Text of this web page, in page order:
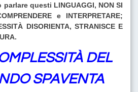
questi LINGUAGGI, NON SI
e INTERPRETARE;
DISORIENTA, STRANISCE E
DEL
SPAVENTA